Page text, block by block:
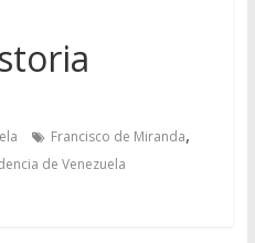
Francisco de Miranda,
de Venezuela